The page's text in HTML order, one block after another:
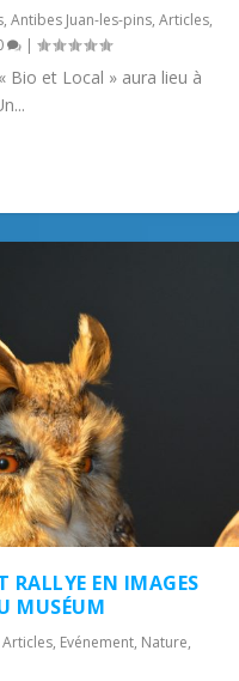
,Antibes Juan-les-pins,Articles,
|
Bio et Local » aura lieu à
RALLYE EN IMAGES
MUSÉUM
Articles, Evénement, Nature,